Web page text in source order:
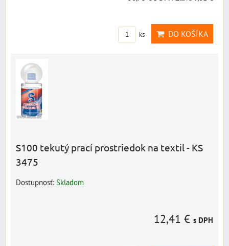
ks DO KOŠÍKA
S100 tekutý prací prostriedok na textil - KS
3475
Dostupnosť: Skladom
12,41 € s DPH